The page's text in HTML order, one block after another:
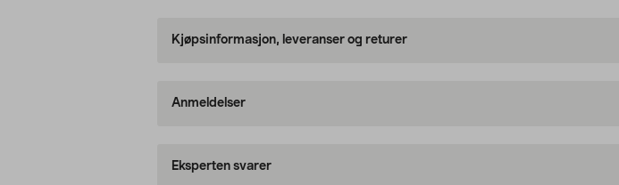
Kjøpsinformasjon, leveranser og returer
Anmeldelser
Eksperten svarer